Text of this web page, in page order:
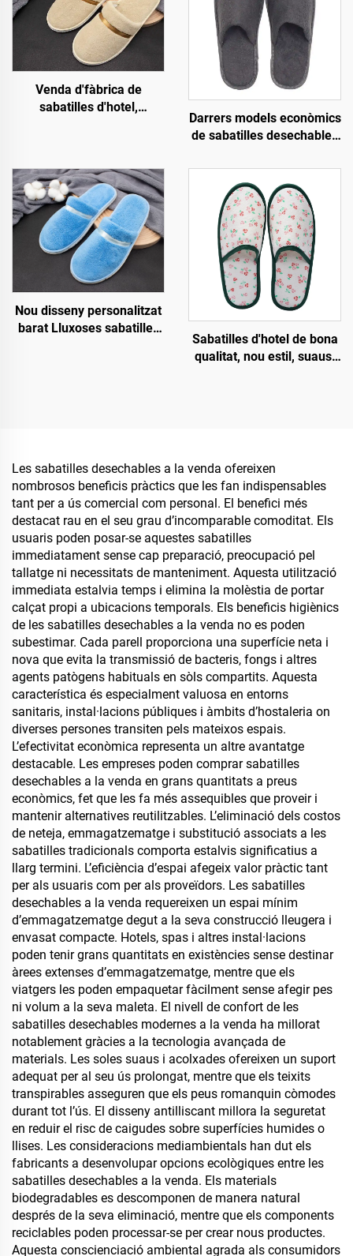
Venda d'fàbrica de
sabatilles d'hotel,
elevada amb logotip
personalitzat
Darrers models econòmics
de sabatilles desechables
hotel, esfereïdor i
companyies aèries,
sabatilles biodegradables
per a homes i dones,
fabricant amb venda al por
major
Nou disseny personalitzat
barat Lluxoses sabatilles
Sabatilles d'hotel de bona
qualitat, nou estil, suaus,
Les sabatilles desechables a la venda ofereixen
nombrosos beneficis pràctics que les fan indispensables
tant per a ús comercial com personal. El benefici més
destacat rau en el seu grau d’incomparable comoditat. Els
usuaris poden posar-se aquestes sabatilles
immediatament sense cap preparació, preocupació pel
tallatge ni necessitats de manteniment. Aquesta utilització
immediata estalvia temps i elimina la molèstia de portar
calçat propi a ubicacions temporals. Els beneficis higiènics
de les sabatilles desechables a la venda no es poden
subestimar. Cada parell proporciona una superfície neta i
nova que evita la transmissió de bacteris, fongs i altres
agents patògens habituals en sòls compartits. Aquesta
característica és especialment valuosa en entorns
sanitaris, instal·lacions públiques i àmbits d’hostaleria on
diverses persones transiten pels mateixos espais.
L’efectivitat econòmica representa un altre avantatge
destacable. Les empreses poden comprar sabatilles
desechables a la venda en grans quantitats a preus
econòmics, fet que les fa més assequibles que proveir i
mantenir alternatives reutilitzables. L’eliminació dels costos
de neteja, emmagatzematge i substitució associats a les
sabatilles tradicionals comporta estalvis significatius a
llarg termini. L’eficiència d’espai afegeix valor pràctic tant
per als usuaris com per als proveïdors. Les sabatilles
desechables a la venda requereixen un espai mínim
d’emmagatzematge degut a la seva construcció lleugera i
envasat compacte. Hotels, spas i altres instal·lacions
poden tenir grans quantitats en existències sense destinar
àrees extenses d’emmagatzematge, mentre que els
viatgers les poden empaquetar fàcilment sense afegir pes
ni volum a la seva maleta. El nivell de confort de les
sabatilles desechables modernes a la venda ha millorat
notablement gràcies a la tecnologia avançada de
materials. Les soles suaus i acolxades ofereixen un suport
adequat per al seu ús prolongat, mentre que els teixits
transpirables asseguren que els peus romanquin còmodes
durant tot l’ús. El disseny antilliscant millora la seguretat
en reduir el risc de caigudes sobre superfícies humides o
llises. Les consideracions mediambientals han dut els
fabricants a desenvolupar opcions ecològiques entre les
sabatilles desechables a la venda. Els materials
biodegradables es descomponen de manera natural
després de la seva eliminació, mentre que els components
reciclables poden processar-se per crear nous productes.
Aquesta conscienciació ambiental agrada als consumidors